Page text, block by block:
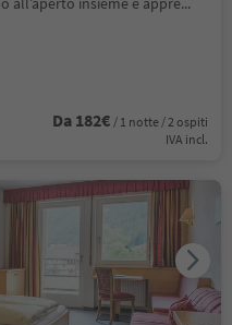
Da 182€ / 1 notte / 2 ospiti
IVA incl.